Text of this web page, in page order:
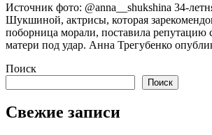
Источник фото: @anna__shukshina 34-
Шукшиной, актрисы, которая
поборница морали, поставила репутацию
матери под удар. Анна Трегубенко
Поиск
Поиск
Свежие записи